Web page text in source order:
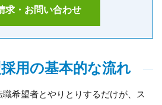
求・お問い合わせ
用の基本的な流れ
希望者とやりとりするだけが、ス